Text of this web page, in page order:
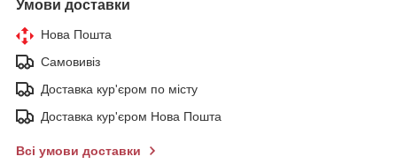
Умови доставки
Нова Пошта
Самовивіз
Доставка кур'єром по місту
Доставка кур'єром Нова Пошта
Всі умови доставки